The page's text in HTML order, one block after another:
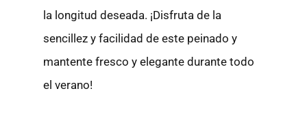
la longitud deseada. ¡Disfruta de la
sencillez y facilidad de este peinado y
mantente fresco y elegante durante todo
el verano!